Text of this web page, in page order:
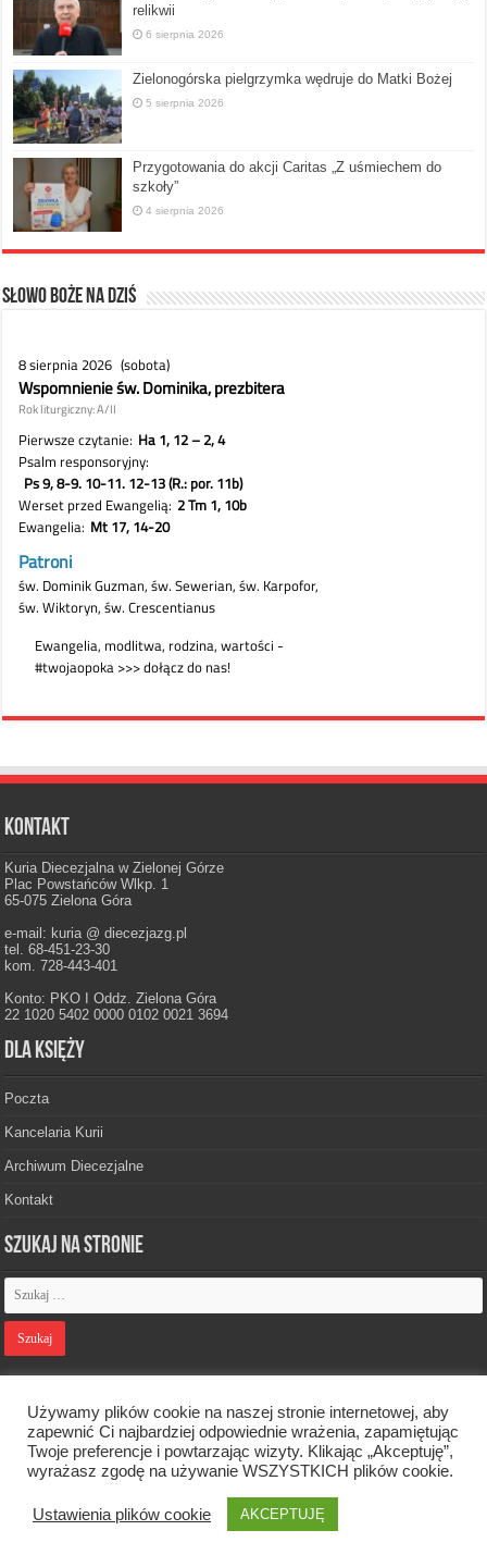
relikwii
6 sierpnia 2026
Zielonogórska pielgrzymka wędruje do Matki Bożej
5 sierpnia 2026
Przygotowania do akcji Caritas „Z uśmiechem do
szkoły”
4 sierpnia 2026
Słowo Boże na dziś
Kontakt
Kuria Diecezjalna w Zielonej Górze
Plac Powstańców Wlkp. 1
65-075 Zielona Góra
e-mail: kuria @ diecezjazg.pl
tel. 68-451-23-30
kom. 728-443-401
Konto: PKO I Oddz. Zielona Góra
22 1020 5402 0000 0102 0021 3694
Dla księży
Poczta
Kancelaria Kurii
Archiwum Diecezjalne
Kontakt
Szukaj na stronie
Designed by Webdawid
Oficjalna strona Diecezji Zielonogórsko-Gorzowskiej. © 2026. Wszelkie
prawa zastrzeżone.
Używamy plików cookie na naszej stronie internetowej, aby
zapewnić Ci najbardziej odpowiednie wrażenia, zapamiętując
Twoje preferencje i powtarzając wizyty. Klikając „Akceptuję”,
wyrażasz zgodę na używanie WSZYSTKICH plików cookie.
Ustawienia plików cookie AKCEPTUJĘ